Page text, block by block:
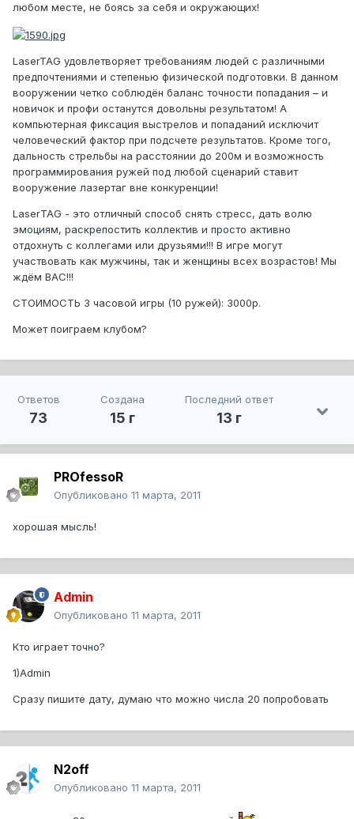
любом месте, не боясь за себя и окружающих!
LaserTAG удовлетворяет требованиям людей с различными
предпочтениями и степенью физической подготовки. В данном
вооружении четко соблюдён баланс точности попадания – и
новичок и профи останутся довольны результатом! А
компьютерная фиксация выстрелов и попаданий исключит
человеческий фактор при подсчете результатов. Кроме того,
дальность стрельбы на расстоянии до 200м и возможность
программирования ружей под любой сценарий ставит
вооружение лазертаг вне конкуренции!
LaserТАG - это отличный способ снять стресс, дать волю
эмоциям, раскрепостить коллектив и просто активно
отдохнуть с коллегами или друзьями!!! В игре могут
участвовать как мужчины, так и женщины всех возрастов! Мы
ждём ВАС!!!
СТОИМОСТЬ 3 часовой игры (10 ружей): 3000р.
Может поиграем клубом?
Ответов
73
Создана
15 г
Последний ответ
13 г
PROfessoR
Опубликовано 11 марта, 2011
хорошая мысль!
Admin
Опубликовано 11 марта, 2011
Кто играет точно?
1)Admin
Сразу пишите дату, думаю что можно числа 20 попробовать
N2off
Опубликовано 11 марта, 2011